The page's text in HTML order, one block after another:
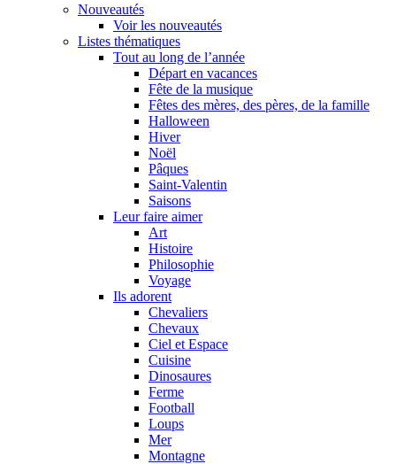
Nouveautés
Voir les nouveautés
Listes thématiques
Tout au long de l’année
Départ en vacances
Fête de la musique
Fêtes des mères, des pères, de la famille
Halloween
Hiver
Noël
Pâques
Saint-Valentin
Saisons
Leur faire aimer
Art
Histoire
Philosophie
Voyage
Ils adorent
Chevaliers
Chevaux
Ciel et Espace
Cuisine
Dinosaures
Ferme
Football
Loups
Mer
Montagne